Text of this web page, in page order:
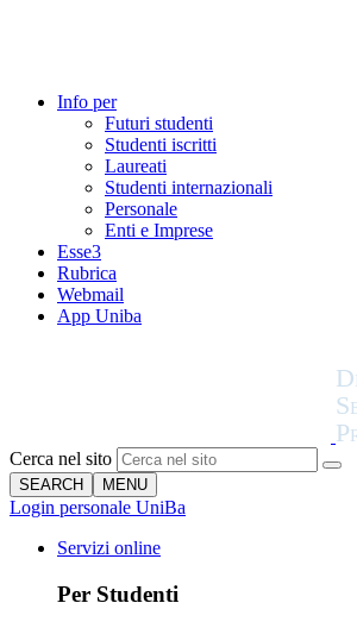
Info per
Futuri studenti
Studenti iscritti
Laureati
Studenti internazionali
Personale
Enti e Imprese
Esse3
Rubrica
Webmail
App Uniba
Cerca nel sito
SEARCH MENU
Login personale UniBa
Servizi online
Per Studenti